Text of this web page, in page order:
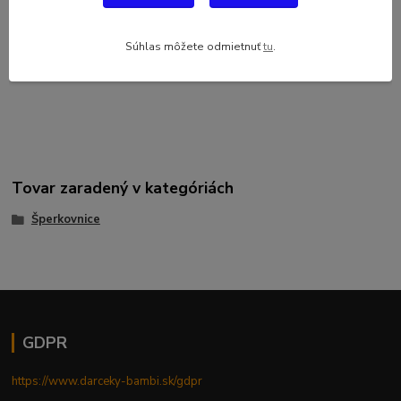
ženy. Rozmery 30x21x9,5 cm
Tovar zaradený v kategóriách
Šperkovnice
GDPR
https://www.darceky-bambi.sk/gdpr
Súhlas môžete odmietnuťtu.